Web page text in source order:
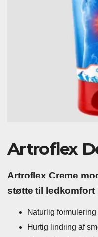
Artroflex
Artroflex Creme
støtte til ledkomfort
Naturlig formulering
Hurtig lindring af